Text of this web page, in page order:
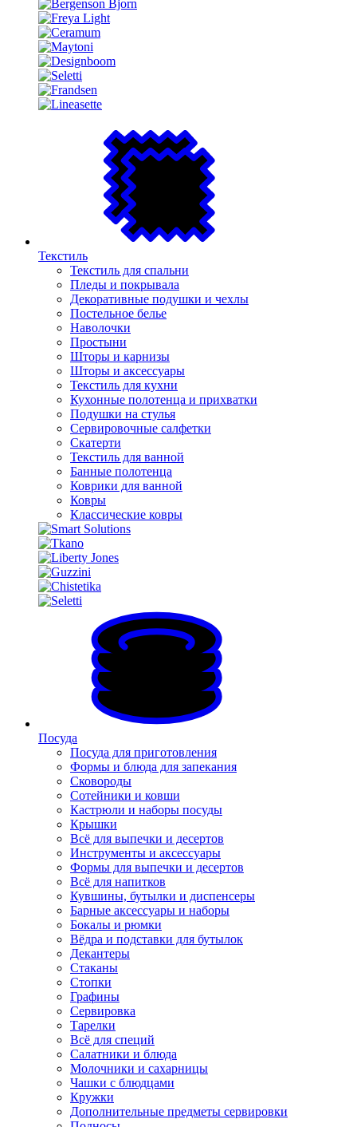
Текстиль
Текстиль для спальни
Пледы и покрывала
Декоративные подушки и чехлы
Постельное белье
Наволочки
Простыни
Шторы и карнизы
Шторы и аксессуары
Текстиль для кухни
Кухонные полотенца и прихватки
Подушки на стулья
Сервировочные салфетки
Скатерти
Текстиль для ванной
Банные полотенца
Коврики для ванной
Ковры
Классические ковры
Посуда
Посуда для приготовления
Формы и блюда для запекания
Сковороды
Сотейники и ковши
Кастрюли и наборы посуды
Крышки
Всё для выпечки и десертов
Инструменты и аксессуары
Формы для выпечки и десертов
Всё для напитков
Кувшины, бутылки и диспенсеры
Барные аксессуары и наборы
Бокалы и рюмки
Вёдра и подставки для бутылок
Декантеры
Стаканы
Стопки
Графины
Сервировка
Тарелки
Всё для специй
Салатники и блюда
Молочники и сахарницы
Чашки с блюдцами
Кружки
Дополнительные предметы сервировки